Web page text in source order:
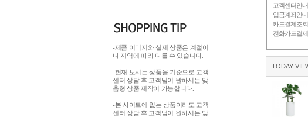
고객센터안내
입금계좌안내
카드결제조회
전화카드결제
TODAY
-제품 이미지와 실제 상품은 계절이
나 지역에 따라 다를 수 있습니다.
-현재 보시는 상품을 기준으로 고객
센터 상담 후 고객님이 원하시는 맞
춤형 상품 제작이 가능합니다.
-본 사이트에 없는 상품이라도 고객
센터 상담 후 고객님이 원하시는 맞